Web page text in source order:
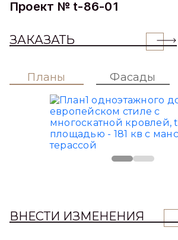
Проект № t-86-01
ЗАКАЗАТЬ
Планы Фасады
ВНЕСТИ ИЗМЕНЕНИЯ